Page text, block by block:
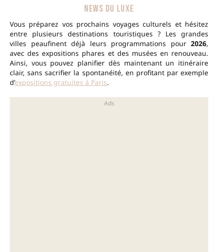
NEWS DU LUXE
Vous préparez vos prochains voyages culturels et hésitez
entre plusieurs destinations touristiques ? Les grandes
villes peaufinent déjà leurs programmations pour 2026,
avec des expositions phares et des musées en renouveau.
Ainsi, vous pouvez planifier dès maintenant un itinéraire
clair, sans sacrifier la spontanéité, en profitant par exemple
d’expositions gratuites à Paris.